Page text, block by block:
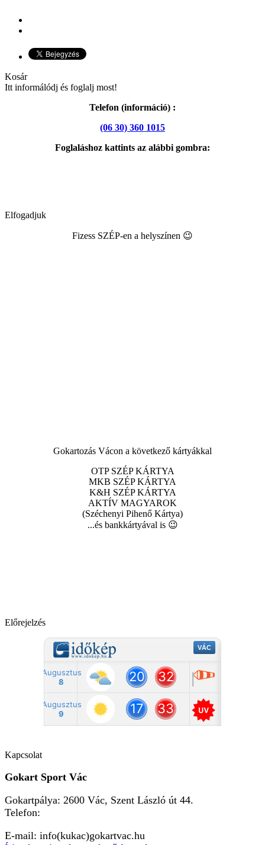
Kosár
Itt informálódj és foglalj most!
Telefon (információ) :
(06 30) 360 1015
Foglaláshoz kattints az alábbi gombra:
Elfogadjuk
Fizess SZÉP-en a helyszínen 😉
Gokartozás Vácon a következő kártyákkal
OTP SZÉP KÁRTYA
MKB SZÉP KÁRTYA
K&H SZÉP KÁRTYA
AKTÍV MAGYAROK
(Széchenyi Pihenő Kártya)
...és bankkártyával is 😉
Előrejelzés
Kapcsolat
Gokart Sport Vác
Gokartpálya: 2600 Vác, Szent László út 44.
Telefon:
E-mail: info(kukac)gokartvac.hu